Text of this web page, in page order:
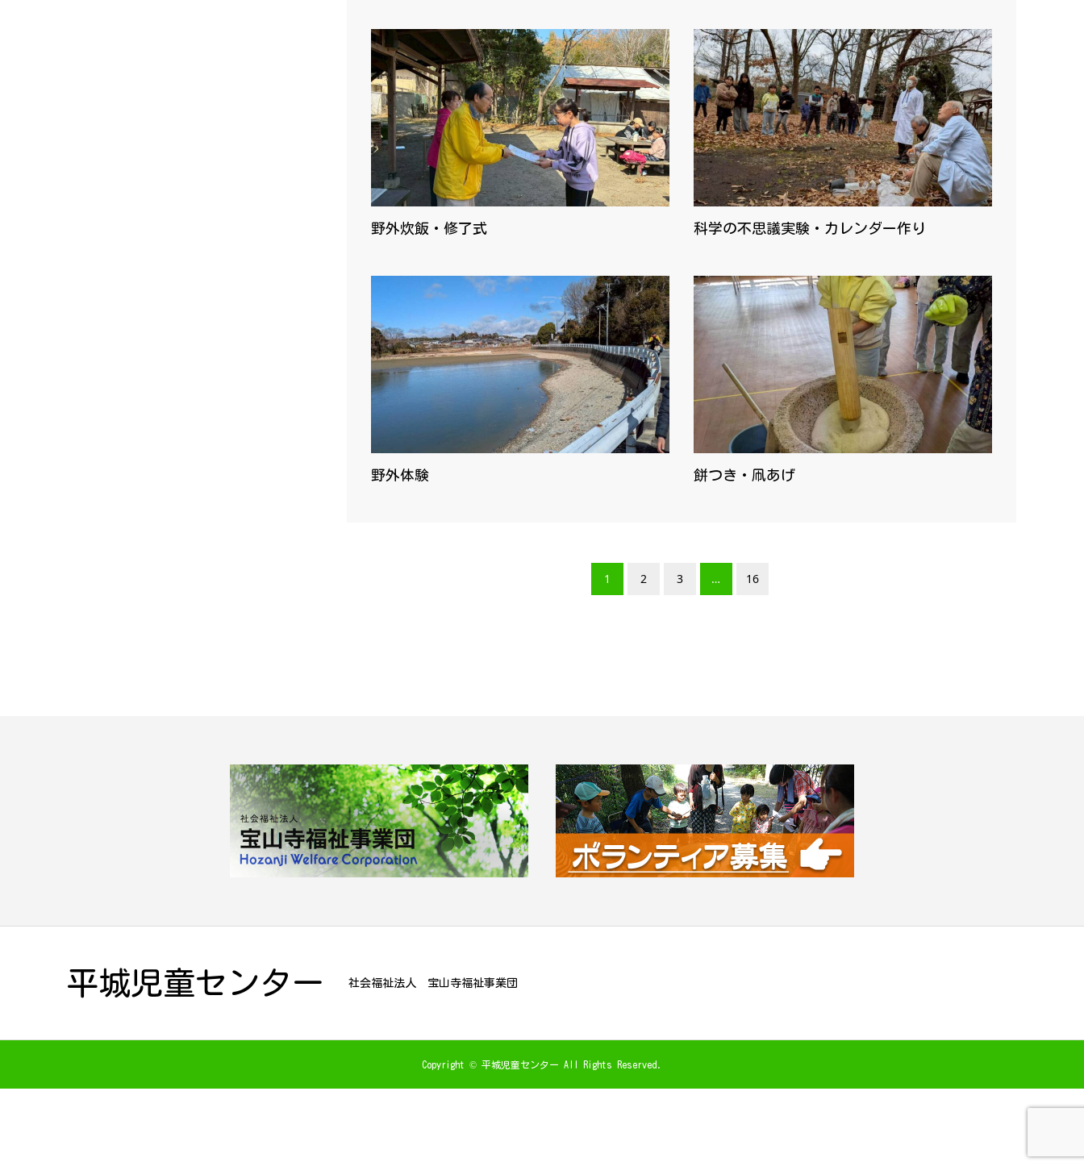
野外炊飯・修了式 科学の不思議実験・カレンダー作り
野外体験 餅つき・凧あげ
1 2 3 … 16
平城児童センター 社会福祉法人 宝山寺福祉事業団
Copyright © 平城児童センター All Rights Reserved.